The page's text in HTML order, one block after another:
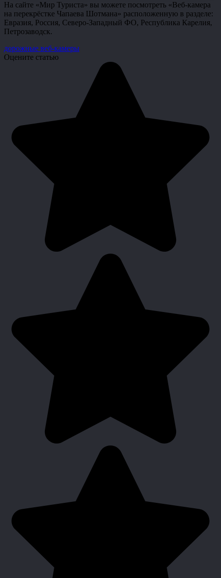
На сайте «Мир Туриста» вы можете посмотреть «Веб-камера
на перекрёстке Чапаева Шотмана» расположенную в разделе:
Евразия, Россия, Северо-Западный ФО, Республика Карелия,
Петрозаводск.
дорожные веб-камеры
Оцените статью